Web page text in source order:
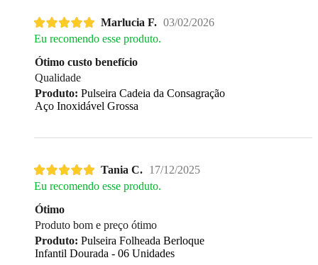
Marlucia F. 03/02/2026
Eu recomendo esse produto.
Ótimo custo benefício
Qualidade
Produto: Pulseira Cadeia da Consagração
Aço Inoxidável Grossa
Tania C. 17/12/2025
Eu recomendo esse produto.
Ótimo
Produto bom e preço ótimo
Produto: Pulseira Folheada Berloque
Infantil Dourada - 06 Unidades